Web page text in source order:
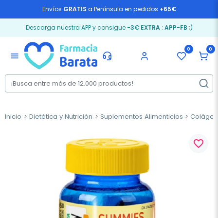
Envíos GRATIS a Península en pedidos +65€
Descarga nuestra APP y consigue -3€ EXTRA: APP-FB ;)
menu
0 0
Inicio Dietética y Nutrición Suplementos Alimenticios
favorite_border